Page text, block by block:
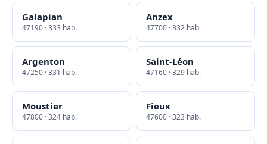
Galapian
47190 · 333 hab.
Anzex
47700 · 332 hab.
Argenton
47250 · 331 hab.
Saint-Léon
47160 · 329 hab.
Moustier
47800 · 324 hab.
Fieux
47600 · 323 hab.